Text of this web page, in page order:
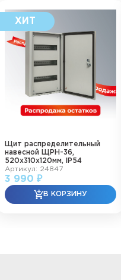
Щит распределительный
навесной ЩРН-36,
520х310х120мм, IP54
Артикул: 24847
3 990 ₽